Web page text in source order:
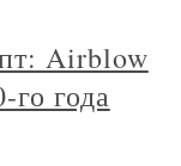
Airblow
го года